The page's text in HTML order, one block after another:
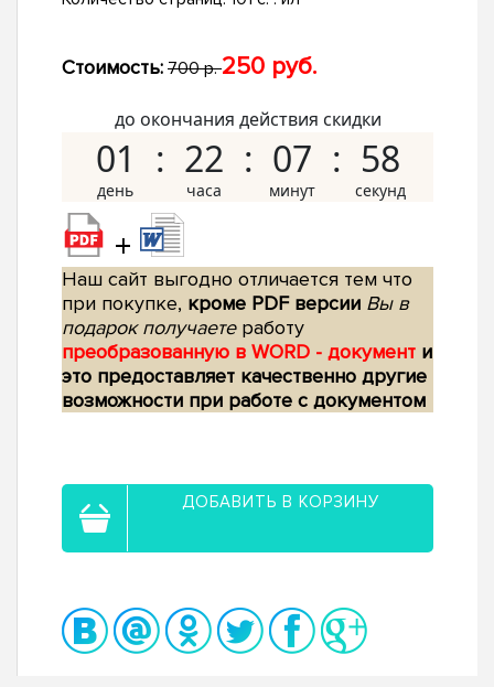
Стоимость: 700 р.250 руб.
до окончания действия скидки
01 22 07 57
+
Наш сайт выгодно отличается тем что
при покупке, кроме PDF версии Вы в
подарок получаетеработу
преобразованную в WORD - документ и
это предоставляет качественно другие
возможности при работе с документом
ДОБАВИТЬ В КОРЗИНУ